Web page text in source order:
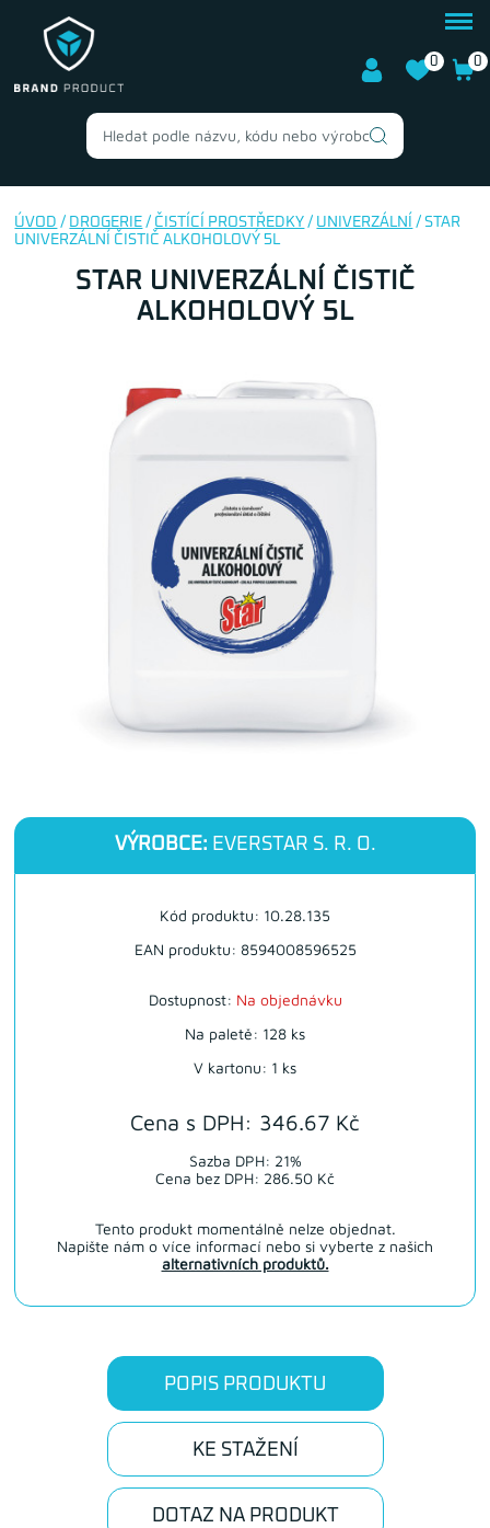
0 0
ÚVOD / DROGERIE / ČISTÍCÍ PROSTŘEDKY / UNIVERZÁLNÍ
/ STAR
UNIVERZÁLNÍ ČISTIČ ALKOHOLOVÝ 5L
STAR UNIVERZÁLNÍ ČISTIČ
ALKOHOLOVÝ 5L
VÝROBCE: EVERSTAR S. R. O.
Cena s DPH: 346.67 Kč
Sazba DPH: 21%
Cena bez DPH: 286.50 Kč
Kód produktu: 10.28.135
EAN produktu: 8594008596525
Dostupnost: Na objednávku
Na paletě: 128 ks
V kartonu: 1 ks
Tento produkt momentálně nelze objednat.
Napište nám o více informací nebo si vyberte z našich
alternativních produktů.
POPIS PRODUKTU
KE STAŽENÍ
DOTAZ NA PRODUKT